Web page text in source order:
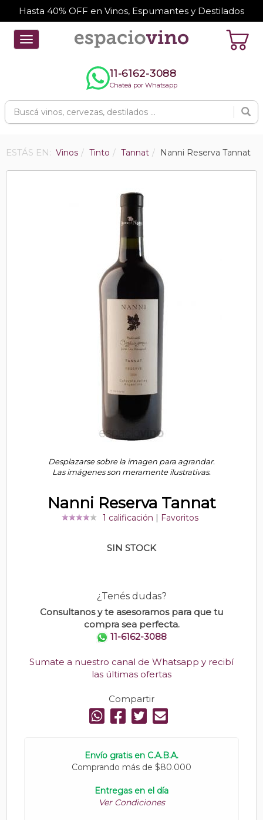
Hasta 40% OFF en Vinos, Espumantes y Destilados
Toggle
navigation
11-6162-3088
Chateá por Whatsapp
ESTÁS EN: Vinos Tinto Tannat Nanni Reserva Tannat
Desplazarse sobre la imagen para agrandar.
Las imágenes son meramente ilustrativas.
Nanni Reserva Tannat
1 calificación Favoritos
SIN STOCK
¿Tenés dudas?
Consultanos y te asesoramos para que tu
compra sea perfecta.
11-6162-3088
Sumate a nuestro canal de Whatsapp y recibí
las últimas ofertas
Compartir
Envío gratis en C.A.B.A.
Comprando más de $80.000
Entregas en el día
Ver Condiciones